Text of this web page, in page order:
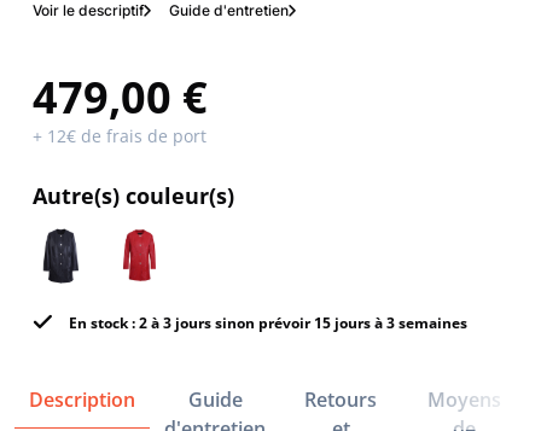
Voir le descriptif Guide d'entretien
479,00 €
+ 12€ de frais de port
Autre(s) couleur(s)
En stock : 2 à 3 jours sinon prévoir 15 jours à 3 semaines
Description
Guide
Retours
Moyens